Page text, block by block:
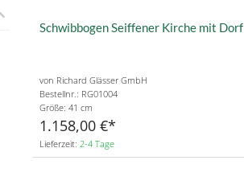
Schwibbogen Seiffener Kirche mit Dorf
von Richard Glässer GmbH
Bestellnr.: RG01004
Größe: 41 cm
1.158,00 €
Lieferzeit: 2-4 Tage